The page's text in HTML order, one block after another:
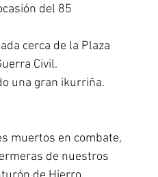
del 85
cerca de la Plaza
Civil.
una gran ikurriña.
muertos en combate,
de nuestros